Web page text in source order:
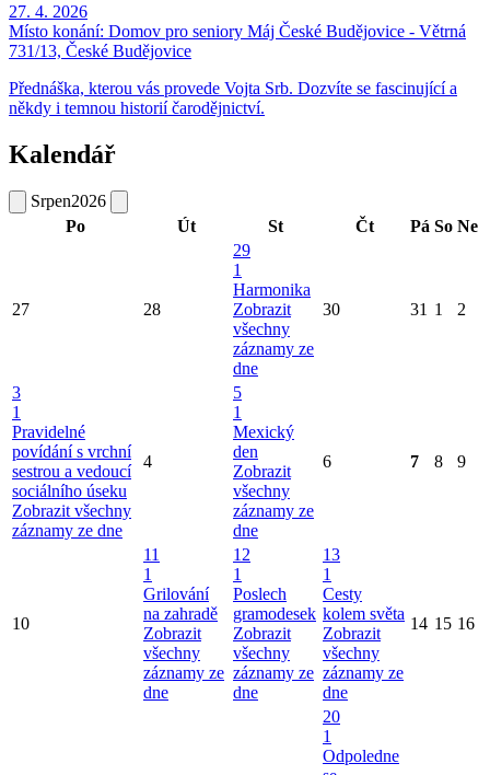
27. 4. 2026
Místo konání: Domov pro seniory Máj České Budějovice - Větrná
731/13, České Budějovice
Přednáška, kterou vás provede Vojta Srb. Dozvíte se fascinující a
někdy i temnou historií čarodějnictví.
Kalendář
Srpen2026
Po
Út St Čt Pá So Ne
27 28
29
1
Harmonika
Zobrazit
všechny
záznamy ze
dne
30 31 1 2
3
1
Pravidelné
povídání s vrchní
sestrou a vedoucí
sociálního úseku
Zobrazit všechny
záznamy ze dne
4
5
1
Mexický
den
Zobrazit
všechny
záznamy ze
dne
6 7 8 9
10
11
1
Grilování
na zahradě
Zobrazit
všechny
záznamy ze
dne
12
1
Poslech
gramodesek
Zobrazit
všechny
záznamy ze
dne
13
1
Cesty
kolem světa
Zobrazit
všechny
záznamy ze
dne
14 15 16
20
1
Odpoledne